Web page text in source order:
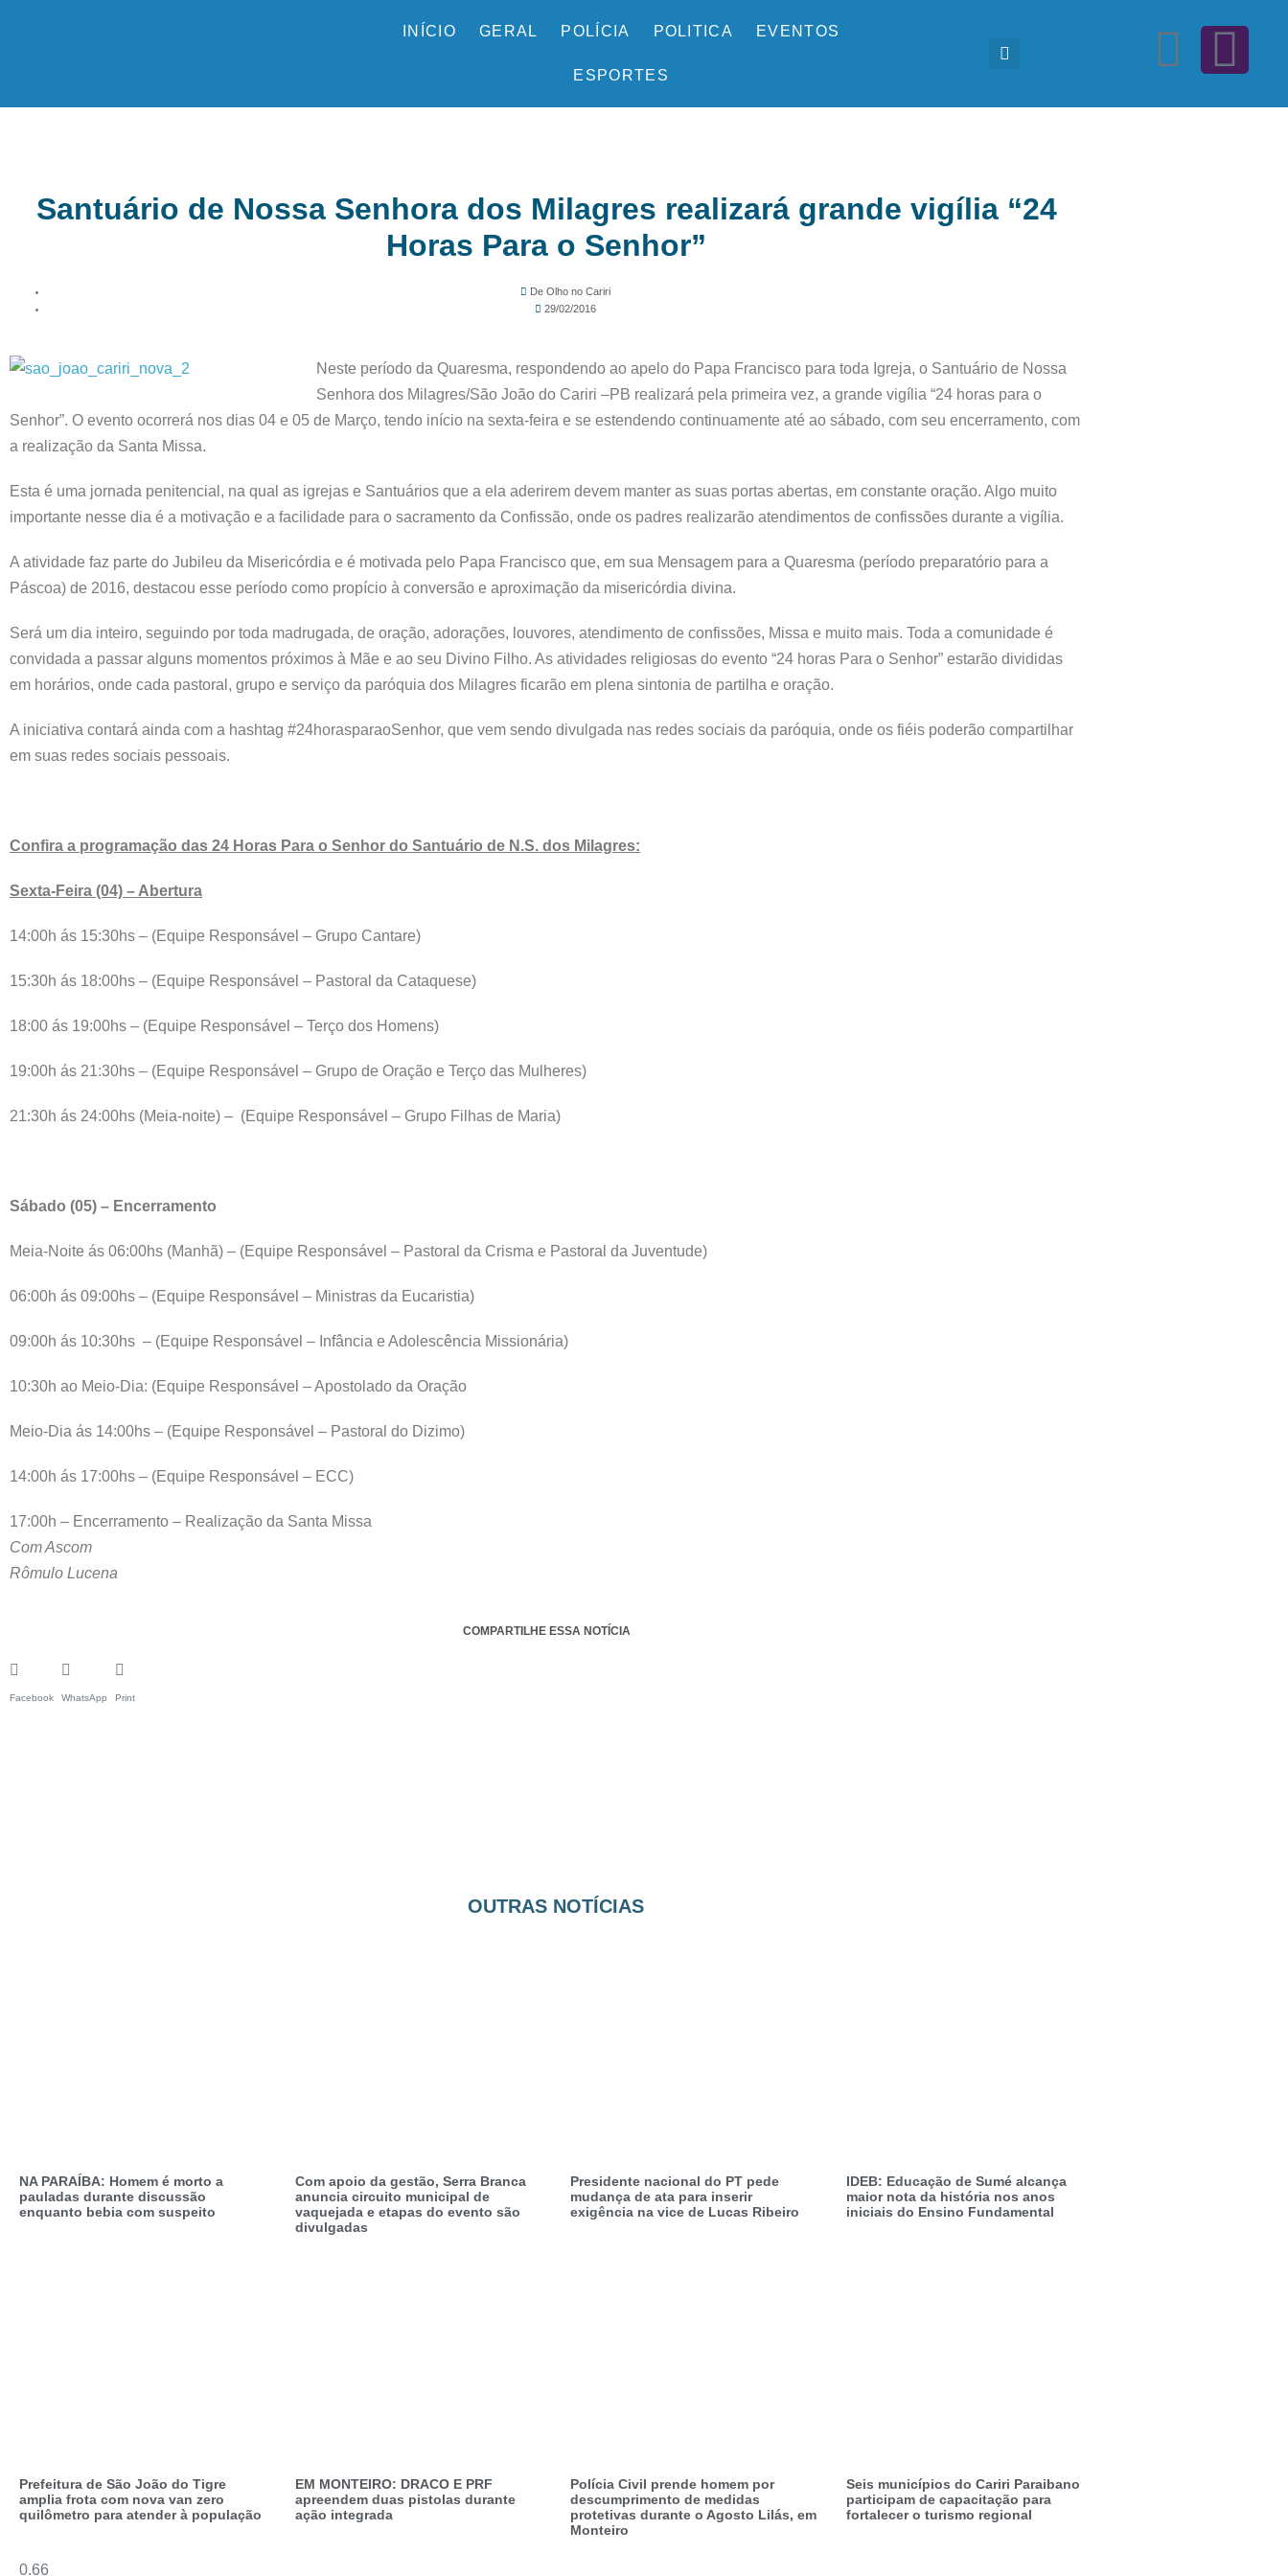
INÍCIO GERAL POLÍCIA POLITICA EVENTOS
ESPORTES
Santuário de Nossa Senhora dos Milagres realizará grande vigília “24
Horas Para o Senhor”
De Olho no Cariri
29/02/2016
Neste período da Quaresma, respondendo ao apelo do Papa Francisco para toda Igreja, o Santuário de Nossa
Senhora dos Milagres/São João do Cariri –PB realizará pela primeira vez, a grande vigília “24 horas para o
Senhor”. O evento ocorrerá nos dias 04 e 05 de Março, tendo início na sexta-feira e se estendendo continuamente até ao sábado, com seu encerramento, com
a realização da Santa Missa.
Esta é uma jornada penitencial, na qual as igrejas e Santuários que a ela aderirem devem manter as suas portas abertas, em constante oração. Algo muito
importante nesse dia é a motivação e a facilidade para o sacramento da Confissão, onde os padres realizarão atendimentos de confissões durante a vigília.
A atividade faz parte do Jubileu da Misericórdia e é motivada pelo Papa Francisco que, em sua Mensagem para a Quaresma (período preparatório para a
Páscoa) de 2016, destacou esse período como propício à conversão e aproximação da misericórdia divina.
Será um dia inteiro, seguindo por toda madrugada, de oração, adorações, louvores, atendimento de confissões, Missa e muito mais. Toda a comunidade é
convidada a passar alguns momentos próximos à Mãe e ao seu Divino Filho. As atividades religiosas do evento “24 horas Para o Senhor” estarão divididas
em horários, onde cada pastoral, grupo e serviço da paróquia dos Milagres ficarão em plena sintonia de partilha e oração.
A iniciativa contará ainda com a hashtag #24horasparaoSenhor, que vem sendo divulgada nas redes sociais da paróquia, onde os fiéis poderão compartilhar
em suas redes sociais pessoais.
Confira a programação das 24 Horas Para o Senhor do Santuário de N.S. dos Milagres:
Sexta-Feira (04) – Abertura
14:00h ás 15:30hs – (Equipe Responsável – Grupo Cantare)
15:30h ás 18:00hs – (Equipe Responsável – Pastoral da Cataquese)
18:00 ás 19:00hs – (Equipe Responsável – Terço dos Homens)
19:00h ás 21:30hs – (Equipe Responsável – Grupo de Oração e Terço das Mulheres)
21:30h ás 24:00hs (Meia-noite) – (Equipe Responsável – Grupo Filhas de Maria)
Sábado (05) – Encerramento
Meia-Noite ás 06:00hs (Manhã) – (Equipe Responsável – Pastoral da Crisma e Pastoral da Juventude)
06:00h ás 09:00hs – (Equipe Responsável – Ministras da Eucaristia)
09:00h ás 10:30hs – (Equipe Responsável – Infância e Adolescência Missionária)
10:30h ao Meio-Dia: (Equipe Responsável – Apostolado da Oração
Meio-Dia ás 14:00hs – (Equipe Responsável – Pastoral do Dizimo)
14:00h ás 17:00hs – (Equipe Responsável – ECC)
17:00h – Encerramento – Realização da Santa Missa
Com Ascom
Rômulo Lucena
COMPARTILHE ESSA NOTÍCIA
Facebook WhatsApp Print
OUTRAS NOTÍCIAS
NA PARAÍBA: Homem é morto a
pauladas durante discussão
enquanto bebia com suspeito
Com apoio da gestão, Serra Branca
anuncia circuito municipal de
vaquejada e etapas do evento são
divulgadas
Presidente nacional do PT pede
mudança de ata para inserir
exigência na vice de Lucas Ribeiro
IDEB: Educação de Sumé alcança
maior nota da história nos anos
iniciais do Ensino Fundamental
Prefeitura de São João do Tigre
amplia frota com nova van zero
quilômetro para atender à população
EM MONTEIRO: DRACO E PRF
apreendem duas pistolas durante
ação integrada
Polícia Civil prende homem por
descumprimento de medidas
protetivas durante o Agosto Lilás, em
Monteiro
Seis municípios do Cariri Paraibano
participam de capacitação para
fortalecer o turismo regional